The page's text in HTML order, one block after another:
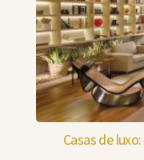
Casas de